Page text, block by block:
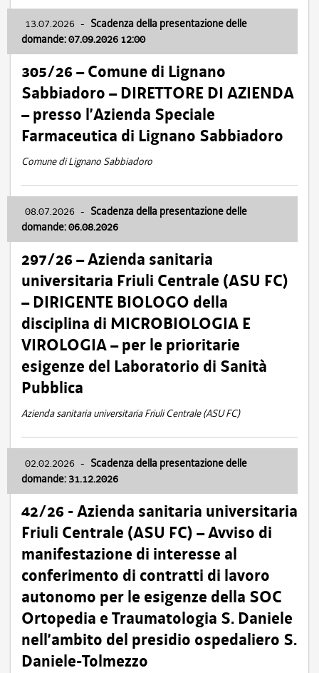
13.07.2026 - Scadenza della presentazione delle
domande: 07.09.2026 12:00
305/26 – Comune di Lignano
Sabbiadoro – DIRETTORE DI AZIENDA
– presso l’Azienda Speciale
Farmaceutica di Lignano Sabbiadoro
Comune di Lignano Sabbiadoro
08.07.2026 - Scadenza della presentazione delle
domande: 06.08.2026
297/26 – Azienda sanitaria
universitaria Friuli Centrale (ASU FC)
– DIRIGENTE BIOLOGO della
disciplina di MICROBIOLOGIA E
VIROLOGIA – per le prioritarie
esigenze del Laboratorio di Sanità
Pubblica
Azienda sanitaria universitaria Friuli Centrale (ASU FC)
02.02.2026 - Scadenza della presentazione delle
domande: 31.12.2026
42/26 - Azienda sanitaria universitaria
Friuli Centrale (ASU FC) – Avviso di
manifestazione di interesse al
conferimento di contratti di lavoro
autonomo per le esigenze della SOC
Ortopedia e Traumatologia S. Daniele
nell’ambito del presidio ospedaliero S.
Daniele-Tolmezzo